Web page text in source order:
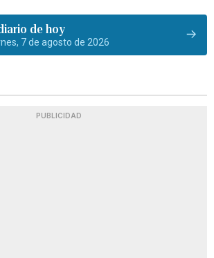
de hoy
7 de agosto de 2026
PUBLICIDAD